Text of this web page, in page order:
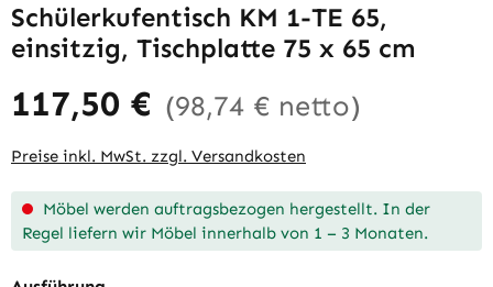
Schülerkufentisch KM 1-TE 65,
einsitzig, Tischplatte 75 x 65 cm
117,50 € (98,74 € netto)
Preise inkl. MwSt. zzgl. Versandkosten
Möbel werden auftragsbezogen hergestellt. In der
Regel liefern wir Möbel innerhalb von 1 – 3 Monaten.